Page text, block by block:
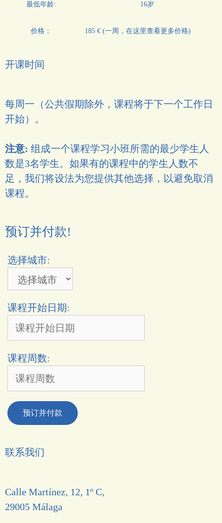
最低年龄: 16岁
价格： 185 € (一周，在这里查看更多价格)
开课时间
每周一（公共假期除外，课程将于下一个工作日
开始）。
注意: 组成一个课程学习小班所需的最少学生人
数是3名学生。如果有的课程中的学生人数不
足，我们将设法为您提供其他选择，以避免取消
课程。
预订并付款!
选择城市:
课程开始日期:
课程周数:
预订并付款
联系我们
Calle Martínez, 12, 1º C,
29005 Málaga